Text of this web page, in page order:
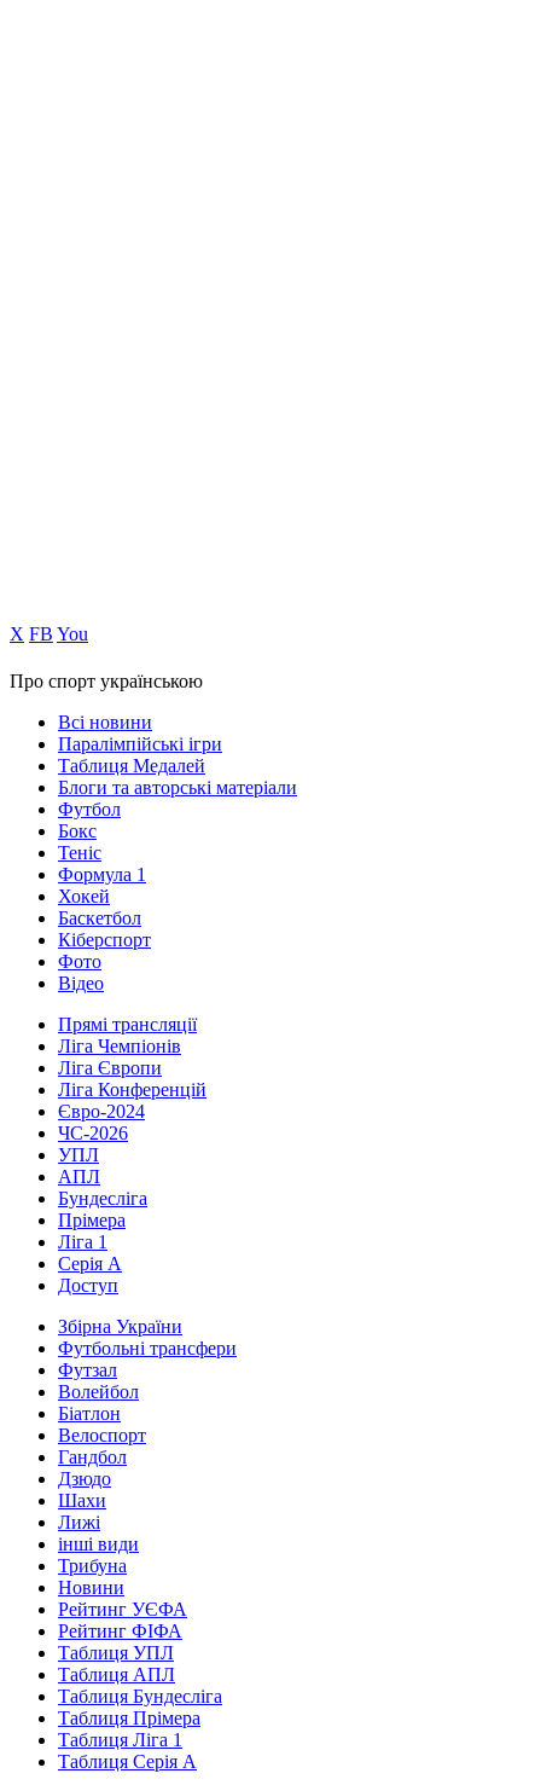
Х FB You
Про спорт українською
Всі новини
Паралімпійські ігри
Таблиця Медалей
Блоги та авторські матеріали
Футбол
Бокс
Теніс
Формула 1
Хокей
Баскетбол
Кіберспорт
Фото
Відео
Прямі трансляції
Ліга Чемпіонів
Ліга Європи
Ліга Конференцій
Євро-2024
ЧС-2026
УПЛ
АПЛ
Бундесліга
Прімера
Ліга 1
Серія А
Доступ
Збірна України
Футбольні трансфери
Футзал
Волейбол
Біатлон
Велоспорт
Гандбол
Дзюдо
Шахи
Лижі
інші види
Трибуна
Новини
Рейтинг УЄФА
Рейтинг ФІФА
Таблиця УПЛ
Таблиця АПЛ
Таблиця Бундесліга
Таблиця Прімера
Таблиця Ліга 1
Таблиця Серія А